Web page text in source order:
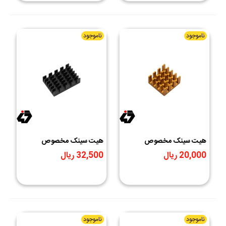
ناموجود
هیت سینک مخصوص
رنگ طلایی سایز
20,000 ریال
ناموجود
هیت سینک مخصوص
رنگ سیاه سایز
32,500 ریال
ناموجود ناموجود